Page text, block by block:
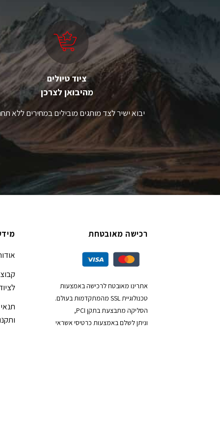
ניתן
לבחור
את
האפשרויות
בעמוד
המוצר
ציוד טיולים
מהיבואן לצרכן
יבוא ישיר לצד מותגים מובילים במחירים ללא
רכישה מאובטחת
אתרינו מאובטח לרכישה באמצעות
טכנולוגיית SSL מהמתקדמות בעולם.
הסליקה מתבצעת בתקן PCI,
וניתן לשלם באמצעות כרטיסי אשראי